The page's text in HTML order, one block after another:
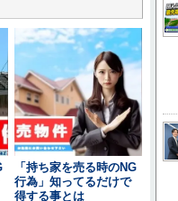
「持ち家を売る時のNG
行為」知ってるだけで
得する事とは